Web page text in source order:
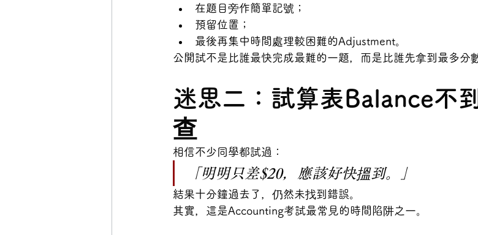
在題目旁作簡單記號；
預留位置；
最後再集中時間處理較困難的Adjustment。
公開試不是比誰最快完成最難的一題，而是比誰先拿到最多分
迷思二：試算表Balance不
查
相信不少同學都試過：
「明明只差$20，應該好快搵到。」
結果十分鐘過去了，仍然未找到錯誤。
其實，這是Accounting考試最常見的時間陷阱之一。